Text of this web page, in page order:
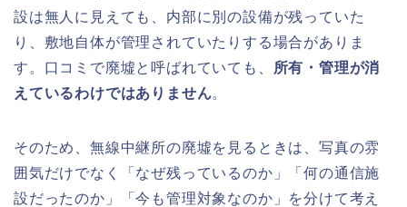
設は無人に見えても、内部に別の設備が残っていた
り、敷地自体が管理されていたりする場合がありま
す。口コミで廃墟と呼ばれていても、
所有・管理が消
えているわけではありません。
そのため、無線中継所の廃墟を見るときは、写真の雰
囲気だけでなく「なぜ残っているのか」「何の通信施
設だったのか」「今も管理対象なのか」を分けて考え